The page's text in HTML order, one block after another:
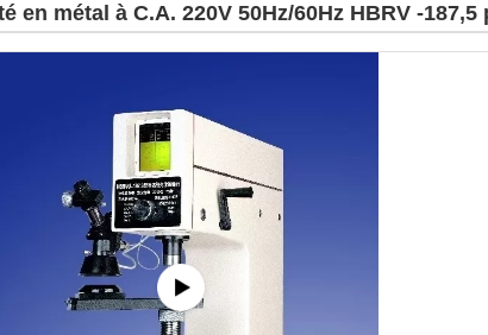
en métal à C.A. 220V 50Hz/60Hz HBRV -